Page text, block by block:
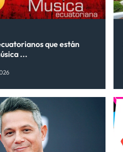
que están
...